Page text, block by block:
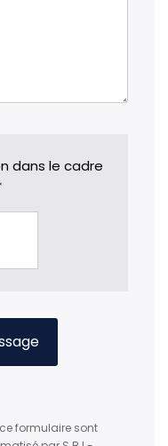
dans le cadre
formulaire sont